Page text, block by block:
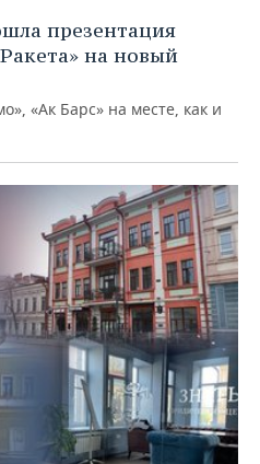
презентация
на новый
«Ак Барс» на месте, как и